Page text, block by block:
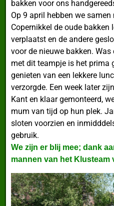
bakken voor ons
Op 9 april hebben we
Copernikkel de oude bakken
verplaatst en de andere
voor de nieuwe bakken.
met dit teampje is het prima
genieten van een lekkere
verzorgde. Een week later
Kant en klaar gemonteerd,
mum van tijd op hun plek.
sloten voorzien en
gebruik.
We zijn er blij mee; dank
mannen van het Klusteam